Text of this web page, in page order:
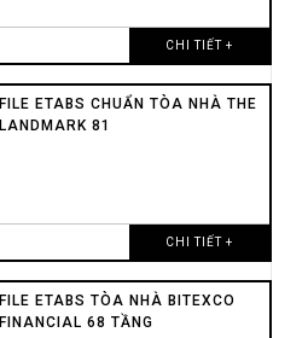
CHI TIẾT +
FILE ETABS CHUẨN TÒA NHÀ THE
LANDMARK 81
CHI TIẾT +
FILE ETABS TÒA NHÀ BITEXCO
FINANCIAL 68 TẦNG